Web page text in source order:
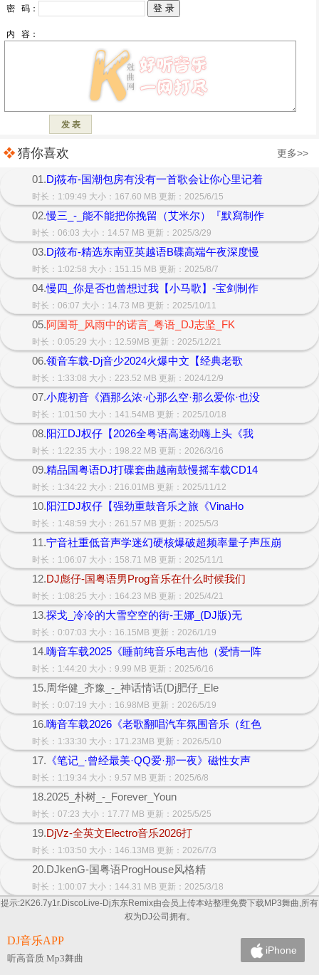
猜你喜欢 更多>>
01.Dj筱布-国潮包房有没有一首歌会让你心里记着
时长：1:09:49 大小：167.60 MB 更新：2025/6/15
02.慢三_-_能不能把你挽留（艾米尔）『默寫制作
时长：06:03 大小：14.57 MB 更新：2025/3/29
03.Dj筱布-精选东南亚英越语B碟高端午夜深度慢
时长：1:02:58 大小：151.15 MB 更新：2025/8/7
04.慢四_你是否也曾想过我【小马歌】-宝剑制作
时长：06:07 大小：14.73 MB 更新：2025/10/11
05.阿国哥_风雨中的诺言_粤语_DJ志坚_FK
时长：0:05:29 大小：12.59MB 更新：2025/12/21
06.领音车载-Dj音少2024火爆中文【经典老歌
时长：1:33:08 大小：223.52 MB 更新：2024/12/9
07.小鹿初音《酒那么浓·心那么空·那么爱你·也没
时长：1:01:50 大小：141.54MB 更新：2025/10/18
08.阳江DJ权仔【2026全粤语高速劲嗨上头《我
时长：1:22:35 大小：198.22 MB 更新：2026/3/16
09.精品国粤语DJ打碟套曲越南鼓慢摇车载CD14
时长：1:34:22 大小：216.01MB 更新：2025/11/12
10.阳江DJ权仔【强劲重鼓音乐之旅《VinaHo
时长：1:48:59 大小：261.57 MB 更新：2025/5/3
11.宁音社重低音声学迷幻硬核爆破超频率量子声压崩
时长：1:06:07 大小：158.71 MB 更新：2025/11/1
12.DJ彪仔-国粤语男Prog音乐在什么时候我们
时长：1:08:25 大小：164.23 MB 更新：2025/4/21
13.探戈_冷冷的大雪空空的街-王娜_(DJ版)无
时长：0:07:03 大小：16.15MB 更新：2026/1/19
14.嗨音车载2025《睡前纯音乐电吉他（爱情一阵
时长：1:44:20 大小：9.99 MB 更新：2025/6/16
15.周华健_齐豫_-_神话情话(Dj肥仔_Ele
时长：0:07:19 大小：16.98MB 更新：2026/5/19
16.嗨音车载2026《老歌翻唱汽车氛围音乐（红色
时长：1:33:30 大小：171.23MB 更新：2026/5/10
17. 《笔记_·曾经最美·QQ爱·那一夜》磁性女声
时长：1:19:34 大小：9.57 MB 更新：2025/6/8
18.2025_朴树_-_Forever_Youn
时长：07:23 大小：17.77 MB 更新：2025/5/25
19.DjVz-全英文Electro音乐2026打
时长：1:03:50 大小：146.13MB 更新：2026/7/3
20.DJkenG-国粤语ProgHouse风格精
时长：1:00:07 大小：144.31 MB 更新：2025/3/18
提示:2K26.7y1r.DiscoLive-Dj东东Remix由会员上传本站整理免费下载MP3舞曲,所有
权为DJ公司拥有。
DJ音乐APP
听高音质 Mp3舞曲
iPhone